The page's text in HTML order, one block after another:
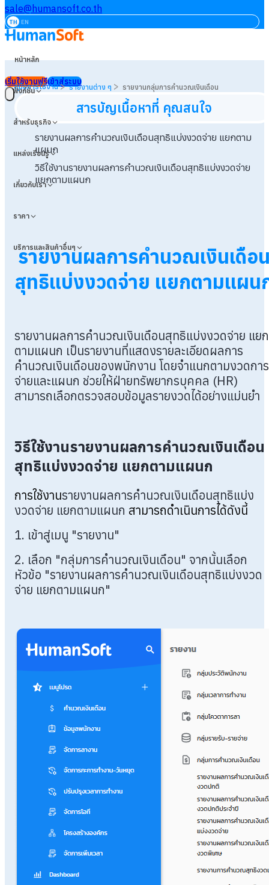
sale@humansoft.co.th
TH EN
หน้าหลัก
ฟังก์ชัน
สำหรับธุรกิจ
แหล่งเรียนรู้
เกี่ยวกับเรา
ราคา
บริการและสินค้าอื่นๆ
เริ่มใช้งานฟรีเข้าสู่ระบบ
คู่มือการใช้งาน>รายงานต่าง ๆ > รายงานกลุ่มการคำนวณเงินเดือน
สารบัญเนื้อหาที่ คุณสนใจ
รายงานผลการคำนวณเงินเดือนสุทธิแบ่งงวดจ่าย แยกตาม
แผนก
วิธีใช้งานรายงานผลการคำนวณเงินเดือนสุทธิแบ่งงวดจ่าย
แยกตามแผนก
รายงานผลการคำนวณเงินเดือ
สุทธิแบ่งงวดจ่าย แยกตามแผน
รายงานผลการคำนวณเงินเดือนสุทธิแบ่งงวดจ่าย แยก
ตามแผนก เป็นรายงานที่แสดงรายละเอียดผลการ
คำนวณเงินเดือนของพนักงาน โดยจำแนกตามงวดการ
จ่ายและแผนก ช่วยให้ฝ่ายทรัพยากรบุคคล (HR)
สามารถเลือกตรวจสอบข้อมูลรายงวดได้อย่างแม่นยำ
วิธีใช้งานรายงานผลการคำนวณเงินเดือน
สุทธิแบ่งงวดจ่าย แยกตามแผนก
การใช้งานรายงานผลการคำนวณเงินเดือนสุทธิแบ่ง
งวดจ่าย แยกตามแผนก สามารถดำเนินการได้ดังนี้
1. เข้าสู่เมนู "รายงาน"
2. เลือก "กลุ่มการคำนวณเงินเดือน" จากนั้นเลือก
หัวข้อ "รายงานผลการคำนวณเงินเดือนสุทธิแบ่งงวด
จ่าย แยกตามแผนก"